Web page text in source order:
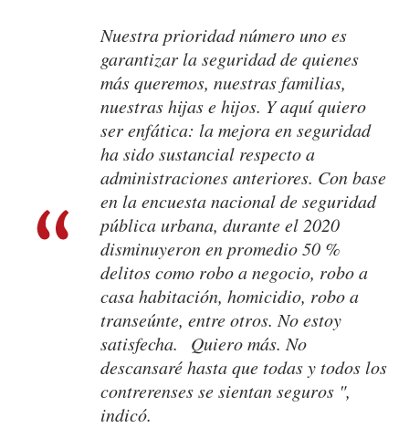
Nuestra prioridad número uno es
garantizar la seguridad de quienes
más queremos, nuestras familias,
nuestras hijas e hijos. Y aquí quiero
ser enfática: la mejora en seguridad
ha sido sustancial respecto a
administraciones anteriores. Con base
en la encuesta nacional de seguridad
pública urbana, durante el 2020
disminuyeron en promedio 50 %
delitos como robo a negocio, robo a
casa habitación, homicidio, robo a
transeúnte, entre otros. No estoy
satisfecha. Quiero más. No
descansaré hasta que todas y todos los
contrerenses se sientan seguros ",
indicó.